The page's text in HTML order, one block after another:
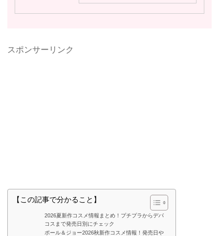
スポンサーリンク
【この記事で分かること】
2026夏新作コスメ情報まとめ！プチプラからデパ
コスまで発売日別にチェック
ポール＆ジョー2026秋新作コスメ情報！発売日や